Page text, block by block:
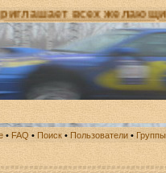
желающих
• FAQ • Поиск • Пользователи • Группы